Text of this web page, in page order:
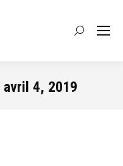
Recherche
avril 4, 2019